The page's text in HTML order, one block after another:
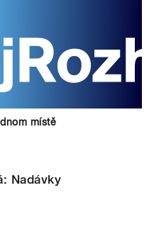
místě
Nadávky